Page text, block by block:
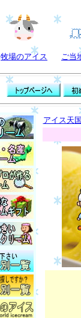
牧場のアイス ご当
アイス天国